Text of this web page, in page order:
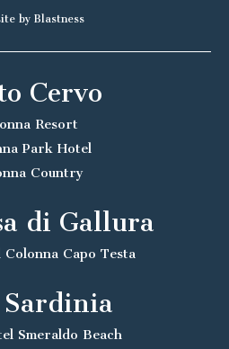
by Blastness
Cervo
Resort
Park Hotel
Country
di Gallura
Capo Testa
Sardinia
Smeraldo Beach